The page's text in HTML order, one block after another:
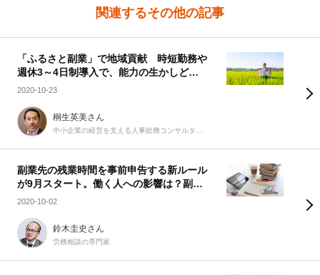
関連するその他の記事
「ふるさと副業」で地域貢献 時短勤務や
週休3～4日制導入で、能力の生かしどこ
ろは地方ヘシフト？
2020-10-23
桐生英美さん
中小企業の経営を支える人事総務コンサルタント
副業先の残業時間を事前申告する新ルール
が9月スタート。働く人への影響は？副業
を報告しなかった場合はどうなる？
2020-10-02
鈴木圭史さん
労務相談の専門家